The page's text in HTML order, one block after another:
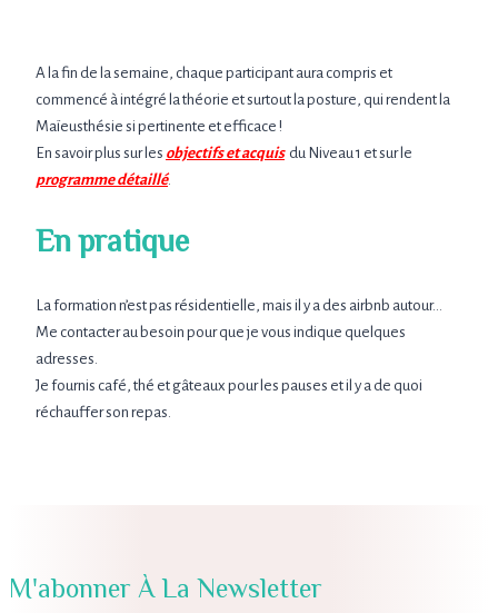
A la fin de la semaine, chaque participant aura compris et
commencé à intégré la théorie et surtout la posture, qui rendent la
Maïeusthésie si pertinente et efficace !
En savoir plus sur les objectifs et acquisdu Niveau 1 et sur le
programme détaillé.
En pratique
La formation n’est pas résidentielle, mais il y a des airbnb autour…
Me contacter au besoin pour que je vous indique quelques
adresses.
Je fournis café, thé et gâteaux pour les pauses et il y a de quoi
réchauffer son repas.
M'abonner À La Newsletter